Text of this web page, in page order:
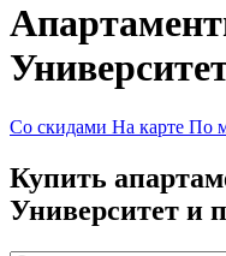
Со скидами На карте По
Купить
Университет и